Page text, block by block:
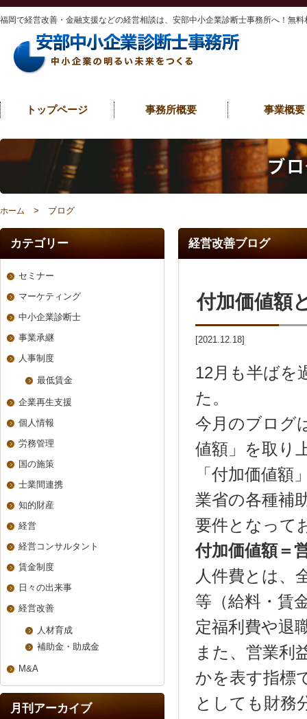
福岡で経営改善・金融支援などの経営相談は、安部中小企業診断士事務所へ！無料
トップページ 事務所概要 事業概要
ホーム > ブログ
経営改善ブログ
付加価値額
[2021.12.18]
12月も半ばを
た。
今月のブログ
値額」を取り
「付加価値
業省の各種補
要件となって
付加価値額＝
人件費とは、
等（給料・賃
定福利費や退
また、営業利
かを表す指標
としても財務
カテゴリー
セミナー
マーケティング
中小企業診断士
事業承継
人事制度
最低賃金
企業再生支援
個人情報
労務管理
国の施策
士業間連携
知的財産
経営
経営コンサルタント
賃金制度
日々の出来事
経営改善
人材育成
補助金・助成金
M&A
月刊アーカイブ